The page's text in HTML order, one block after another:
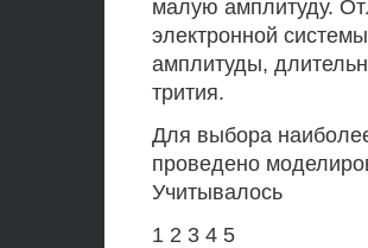
малую амплитуду.
электронной
амплитуды,
трития.
Для выбора
проведено
Учитывалось
1 2 3 4 5